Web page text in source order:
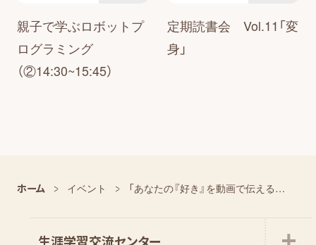
親子で学ぶロボットプ
ログラミング
（②14:30~15:45）
定期読書会 Vol.11「変
身」
ホーム イベント 「あなたの『好き』を動画で伝える！初心者のためのiPhoneの動画講座」